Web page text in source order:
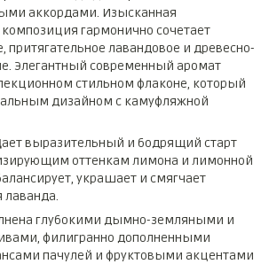
аккордами. Изысканная
гармонично сочетает
притягательное лавандовое и древесно-
Элегантный современный аромат
стильном флаконе, который
дизайном с камуфляжной
ает выразительный и бодрящий старт
оттенкам лимона и лимонной
украшает и смягчает
лаванда.
глубокими дымно-земляными и
филигранно дополненными
пачулей и фруктовыми акцентами